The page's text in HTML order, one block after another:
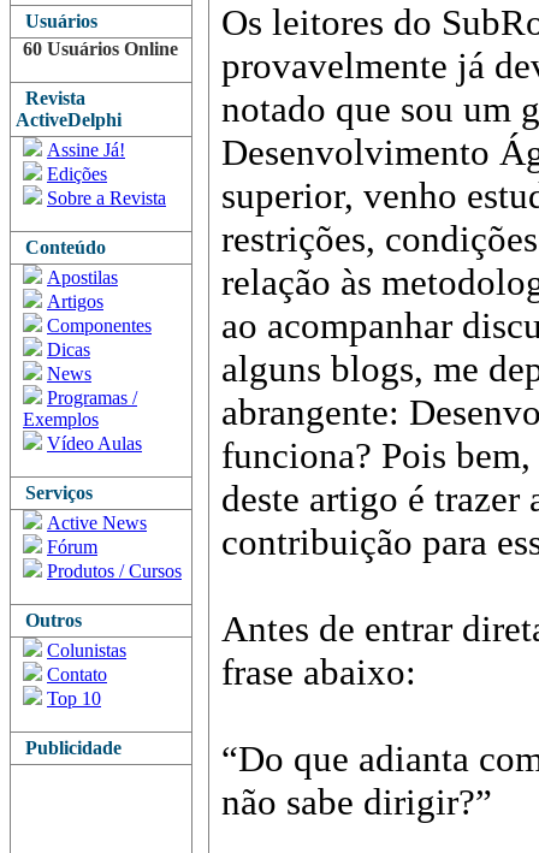
Usuários
60 Usuários Online
Revista
ActiveDelphi
Assine Já!
Edições
Sobre a Revista
Conteúdo
Apostilas
Artigos
Componentes
Dicas
News
Programas /
Exemplos
Vídeo Aulas
Serviços
Active News
Fórum
Produtos / Cursos
Outros
Colunistas
Contato
Top 10
Publicidade
Os leitores do
provavelmente já
notado que sou um
Desenvolvimento
superior, venho
restrições,
relação às
ao acompanhar
alguns blogs, me
abrangente:
funciona? Pois
deste artigo é trazer
contribuição para
Antes de entrar
frase abaixo:
“Do que adianta
não sabe dirigir?”